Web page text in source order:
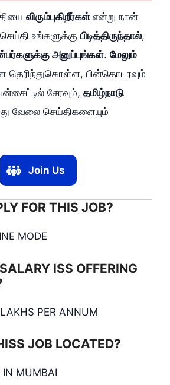
விரும்புகிறீர்கள் என்று நான்
உங்களுக்கு பிடித்திருந்தால்,
அனுப்புங்கள். மேலும்
தெரிந்துகொள்ள, பின்தொடரவும்
சேரவும், தமிழ்நாடு
வேலை செய்திகளையும்
Join Us
FOR THIS JOB?
MODE
ISS OFFERING
PER ANNUM
JOB LOCATED?
IN MUMBAI